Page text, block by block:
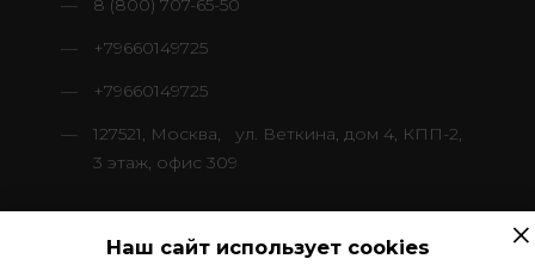
8 (800) 707-65-50
+79660149725
+79660149725
127521, Москва, ул. Веткина, дом 4, КПП-2,
3 этаж, офис 309
×
Наш сайт использует cookies